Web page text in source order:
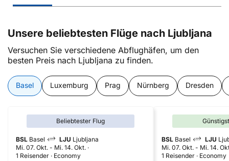
Unsere beliebtesten Flüge nach Ljubljana
Versuchen Sie verschiedene Abflughäfen, um den
besten Preis nach Ljubljana zu finden.
Basel Luxemburg Prag Nürnberg Dresden
Beliebtester Flug
BSL Basel LJU Ljubljana
Mi. 07. Okt. - Mi. 14. Okt.
1 Reisender
Economy
BSL Basel LJU
Mi. 07. Okt. - Mi. 14.
1 Reisender
Economy